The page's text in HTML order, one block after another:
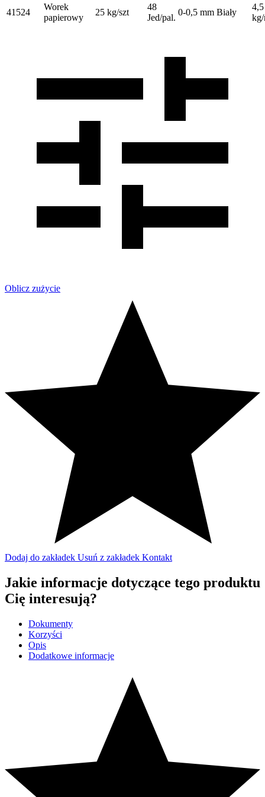
41524
Worek
papierowy
25 kg/szt
48
Jed/pal.
0-0,5 mm Biały
4,5
kg/
Oblicz zużycie
Dodaj do zakładek Usuń z zakładek Kontakt
Jakie informacje dotyczące tego produktu
Cię interesują?
Dokumenty
Korzyści
Opis
Dodatkowe informacje